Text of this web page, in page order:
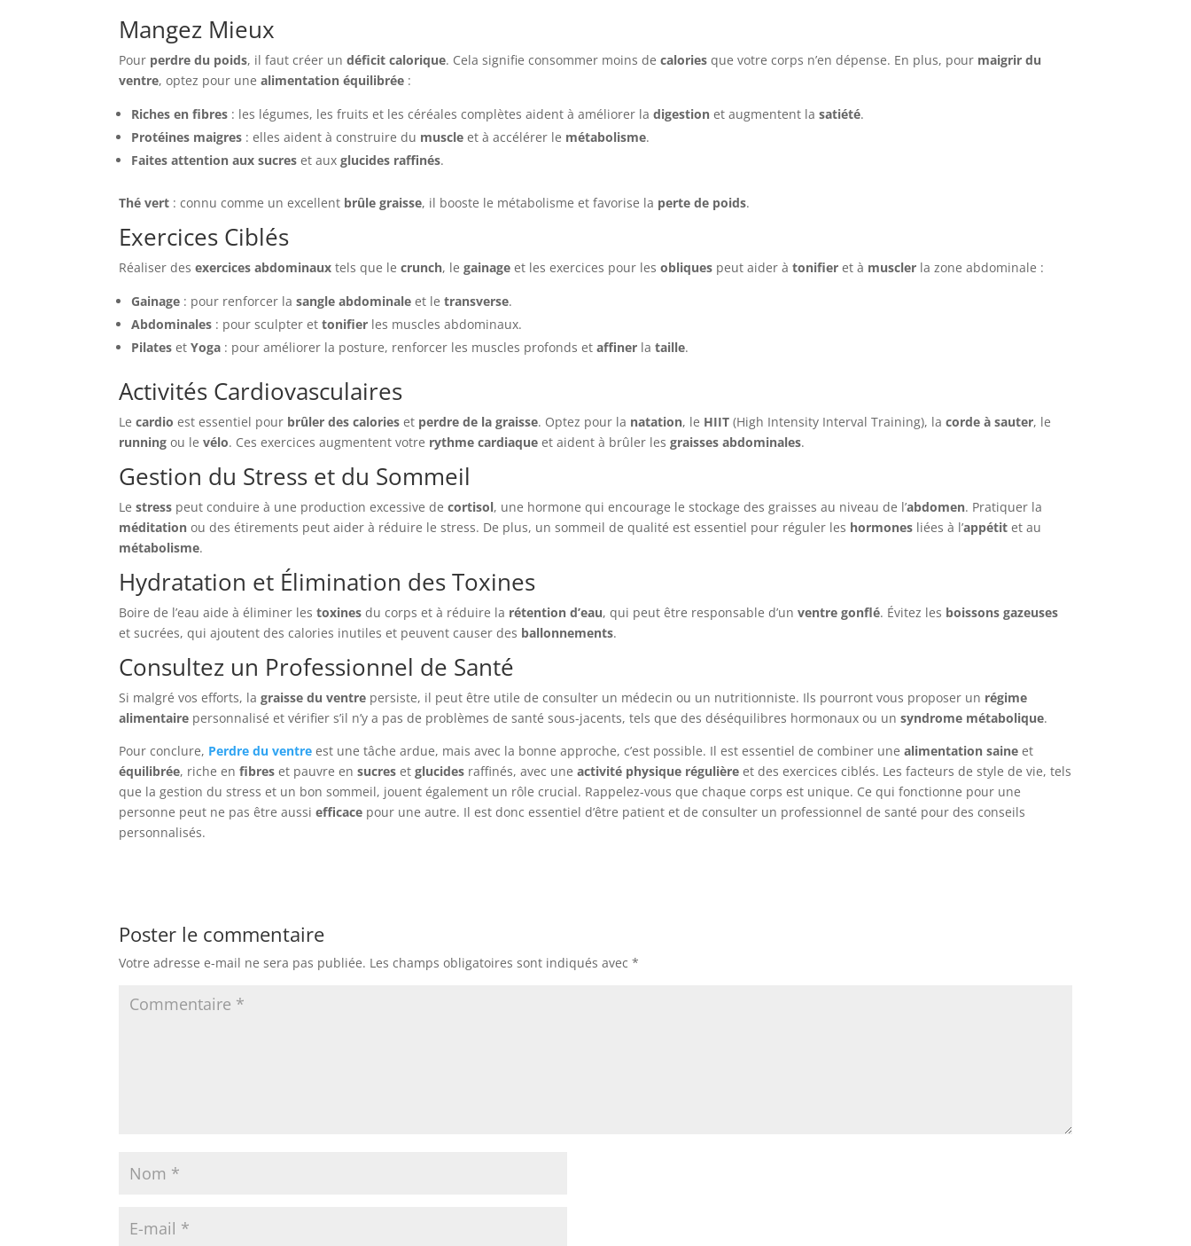
Mangez Mieux
Pour perdre du poids, il faut créer undéficit calorique. Cela signifie consommer moins decalories que votre corps n’en dépense. En plus, pour maigrir du
ventre, optez pour unealimentation équilibrée :
Riches en fibres : les légumes, les fruits et les céréales complètes aident à améliorer ladigestion et augmentent lasatiété.
Protéines maigres : elles aident à construire du muscle et à accélérer le métabolisme.
Faites attention aux sucres et auxglucides raffinés.
Thé vert : connu comme un excellent brûle graisse, il booste le métabolisme et favorise la perte de poids.
Exercices Ciblés
Réaliser desexercices abdominaux tels que lecrunch, legainage et les exercices pour lesobliques peut aider àtonifier et à muscler la zone abdominale :
Gainage : pour renforcer lasangle abdominale et letransverse.
Abdominales : pour sculpter ettonifier les muscles abdominaux.
Pilates etYoga : pour améliorer la posture, renforcer les muscles profonds etaffiner lataille.
Activités Cardiovasculaires
Lecardio est essentiel pour brûler des calories et perdre de la graisse. Optez pour la natation, le HIIT (High Intensity Interval Training), lacorde à sauter, le
running ou levélo. Ces exercices augmentent votre rythme cardiaque et aident à brûler lesgraisses abdominales.
Gestion du Stress et du Sommeil
Lestress peut conduire à une production excessive decortisol, une hormone qui encourage le stockage des graisses au niveau de l’abdomen. Pratiquer la
méditation ou des étirements peut aider à réduire le stress. De plus, un sommeil de qualité est essentiel pour réguler les hormones liées à l’appétit et au
métabolisme.
Hydratation et Élimination des Toxines
Boire de l’eau aide à éliminer lestoxines du corps et à réduire la rétention d’eau, qui peut être responsable d’unventre gonflé. Évitez les boissons gazeuses
et sucrées, qui ajoutent des calories inutiles et peuvent causer des ballonnements.
Consultez un Professionnel de Santé
Si malgré vos efforts, lagraisse du ventre persiste, il peut être utile de consulter un médecin ou un nutritionniste. Ils pourront vous proposer un régime
alimentaire personnalisé et vérifier s’il n’y a pas de problèmes de santé sous-jacents, tels que des déséquilibres hormonaux ou unsyndrome métabolique.
Pour conclure, Perdre du ventre est une tâche ardue, mais avec la bonne approche, c’est possible. Il est essentiel de combiner unealimentation saine et
équilibrée, riche enfibres et pauvre ensucres etglucides raffinés, avec uneactivité physique régulière et des exercices ciblés. Les facteurs de style de vie, tels
que la gestion du stress et un bon sommeil, jouent également un rôle crucial. Rappelez-vous que chaque corps est unique. Ce qui fonctionne pour une
personne peut ne pas être aussiefficace pour une autre. Il est donc essentiel d’être patient et de consulter un professionnel de santé pour des conseils
personnalisés.
Poster le commentaire
Votre adresse e-mail ne sera pas publiée. Les champs obligatoires sont indiqués avec*